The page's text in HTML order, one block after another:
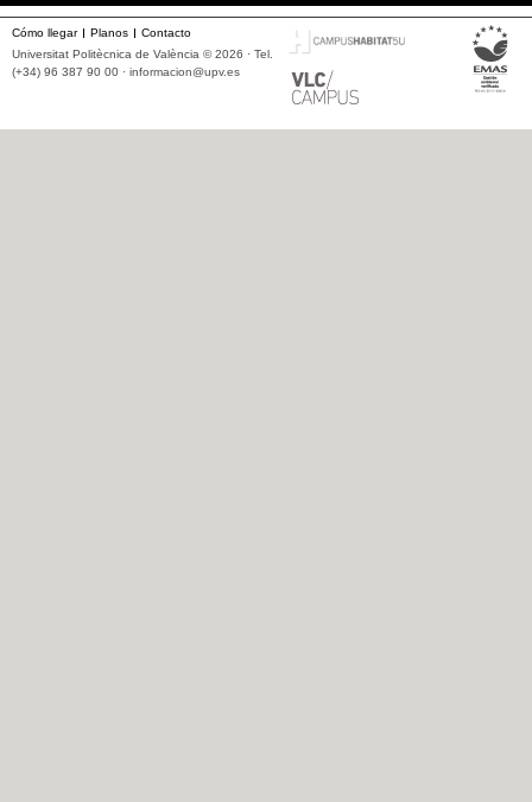
Cómo llegar Planos
Contacto
Universitat Politècnica de València © 2026 · Tel.
(+34) 96 387 90 00 · informacion@upv.es